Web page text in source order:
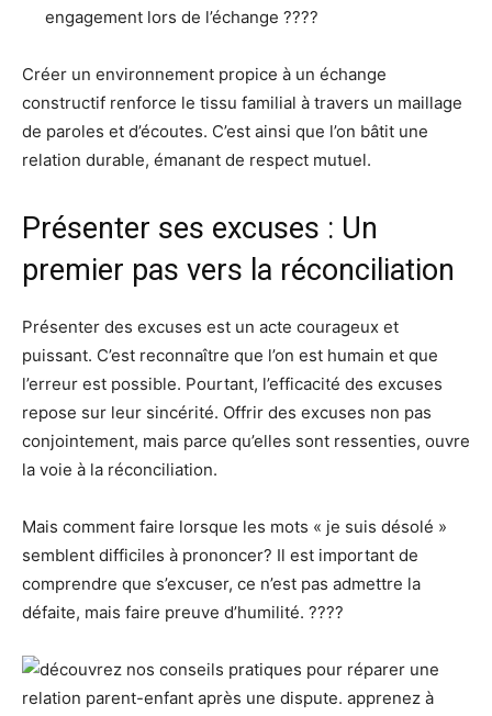
engagement lors de l’échange ????
Créer un environnement propice à un échange
constructif renforce le tissu familial à travers un maillage
de paroles et d’écoutes. C’est ainsi que l’on bâtit une
relation durable, émanant de respect mutuel.
Présenter ses excuses : Un
premier pas vers la réconciliation
Présenter des excuses est un acte courageux et
puissant. C’est reconnaître que l’on est humain et que
l’erreur est possible. Pourtant, l’efficacité des excuses
repose sur leur sincérité. Offrir des excuses non pas
conjointement, mais parce qu’elles sont ressenties, ouvre
la voie à la réconciliation.
Mais comment faire lorsque les mots « je suis désolé »
semblent difficiles à prononcer? Il est important de
comprendre que s’excuser, ce n’est pas admettre la
défaite, mais faire preuve d’humilité. ????